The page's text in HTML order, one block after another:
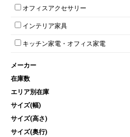
ダイヤル錠ロッカー
ワードローブ・クローゼット
会議テーブルW1800～
平行スタックテーブル
会議テーブルその他
ミーティングチェアその他
パーテーションその他
壁掛けホワイトボード
ホワイトボードその他
電話機（ビジネスフォン）
シュレッダー
スクリーン
その他OA機器
オフィスアクセサリー
チェア用台車
演台・講演台・演説台
防音パネル
コートハンガー・ポールハンガー
傘立て
食器棚・キッチンキャビネット
カタログスタンド
オフィスアクセサリーその他
インテリア家具
モールドチェア
ダイニングチェア
カウンターテーブル
センターテーブル・サイドテーブル
ベンチ・スツール
ソファ
シェルフ
ダストボックス（ゴミ箱）
インテリア家具その他
キッチン家電・オフィス家電
冷蔵庫・洗濯機
空気清浄機・加湿器
液晶テレビ・モニター類
エアコン
掃除機
季節家電
メーカー
在庫数
エリア別在庫
サイズ(幅)
サイズ(高さ)
サイズ(奥行)